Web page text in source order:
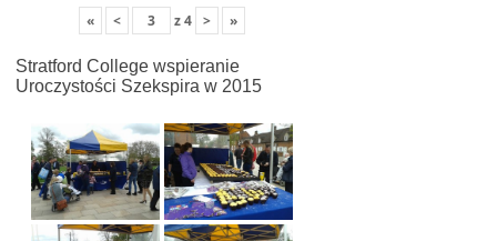
« < z4 > »
Stratford College wspieranie
Uroczystości Szekspira w 2015